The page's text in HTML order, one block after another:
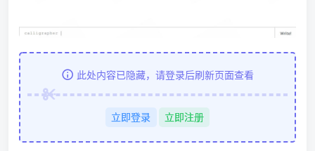
此处内容已隐藏，请登录后刷新页面查看
立即登录 立即注册